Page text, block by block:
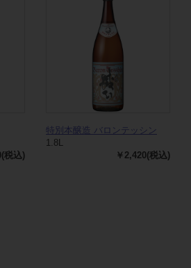
税込)
特別本醸造 バロンテッシン
1.8L
￥2,420(税込)